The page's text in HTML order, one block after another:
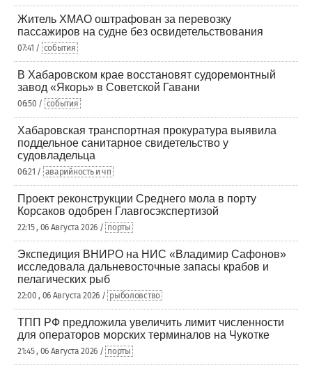
Житель ХМАО оштрафован за перевозку
пассажиров на судне без освидетельствования
07:41 / события
В Хабаровском крае восстановят судоремонтный
завод «Якорь» в Советской Гавани
06:50 / события
Хабаровская транспортная прокуратура выявила
поддельное санитарное свидетельство у
судовладельца
06:21 / аварийность и чп
Проект реконструкции Среднего мола в порту
Корсаков одобрен Главгосэкспертизой
22:15 , 06 Августа 2026 / порты
Экспедиция ВНИРО на НИС «Владимир Сафонов»
исследовала дальневосточные запасы крабов и
пелагических рыб
22:00 , 06 Августа 2026 / рыболовство
ТПП РФ предложила увеличить лимит численности
для операторов морских терминалов на Чукотке
21:45 , 06 Августа 2026 / порты